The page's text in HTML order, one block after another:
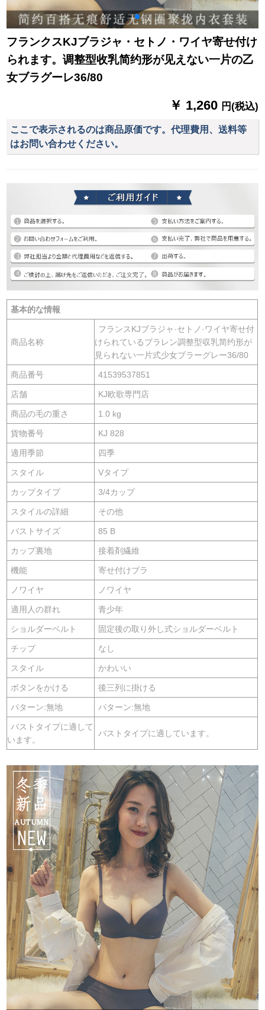
フランクスKJブラジャ・セトノ・ワイヤ寄せ付け
られます。调整型收乳简约形が见えない一片の乙
女ブラグーレ36/80
￥ 1,260 円(税込)
ここで表示されるのは商品原価です。代理費用、送料等
はお問い合わせください。
基本的な情報
商品名称
フランスKJブラジャ·セトノ·ワイヤ寄せ付
けられているブラレン調整型収乳简约形が
見られない一片式少女ブラーグレー36/80
商品番号 41539537851
店舗 KJ欧歌専門店
商品の毛の重さ 1.0 kg
貨物番号 KJ 828
適用季節 四季
スタイル Vタイプ
カップタイプ 3/4カップ
スタイルの詳細 その他
バストサイズ 85 B
カップ裏地 接着剤繊維
機能 寄せ付けブラ
ノワイヤ ノワイヤ
適用人の群れ 青少年
ショルダーベルト 固定後の取り外し式ショルダーベルト
チップ なし
スタイル かわいい
ボタンをかける 後三列に掛ける
パターン:無地 パターン:無地
バストタイプに適して
います。
バストタイプに適しています。